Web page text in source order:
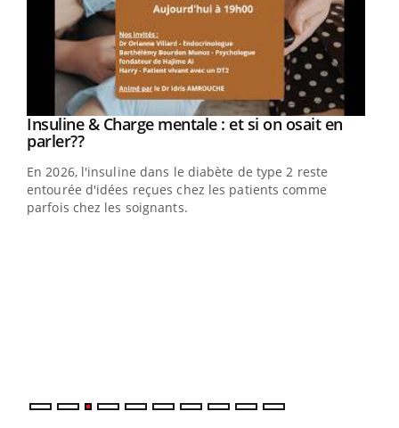
Youtube
Insuline & Charge mentale : et si on osait en
parler??Youtube
En 2026, l'insuline dans le diabète de type 2 reste
entourée d'idées reçues chez les patients comme
parfois chez les soignants.